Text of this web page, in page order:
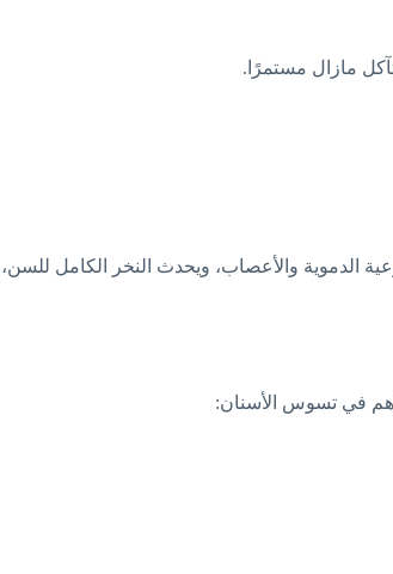
مازال مستمرًا.
الدموية والأعصاب، ويحدث النخر الكامل للسن،
في تسوس الأسنان: